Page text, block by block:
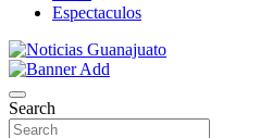
Espectaculos
Noticias Guanajuato
Search